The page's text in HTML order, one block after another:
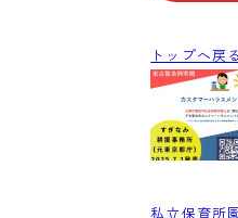
トップへ戻る
私立保育所